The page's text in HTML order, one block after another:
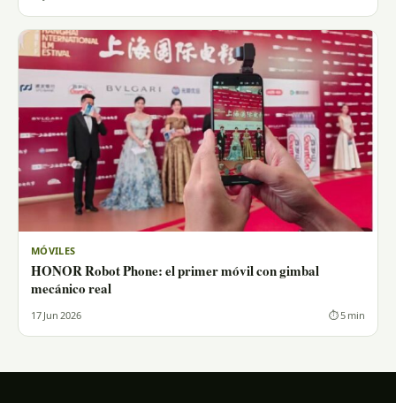
MÓVILES
HONOR Robot Phone: el primer móvil con gimbal
mecánico real
17 Jun 2026 ⏱ 5 min